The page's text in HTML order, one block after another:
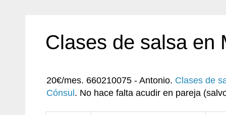
Clases de salsa en
20€/mes. 660210075 - Antonio. Clases de
Cónsul . No hace falta acudir en pareja